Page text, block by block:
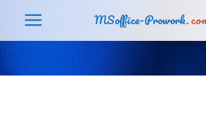
MSoffice-Prowork